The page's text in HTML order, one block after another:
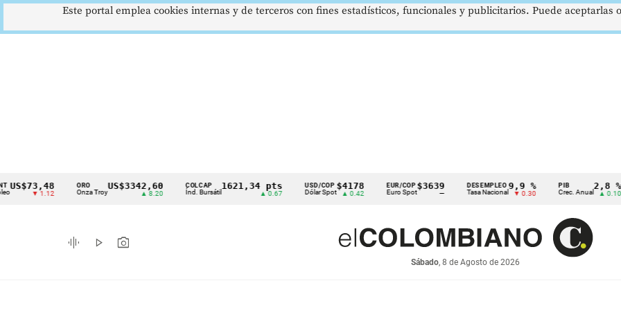
Cintillo
indicadores
económicos
▼ 1.12
ORO
Onza Troy
US$3342,60 COLCAP
Índ. Bursátil
1621,34 pts USD/COP
Dólar Spot
$4178
▲ 0.42
EUR/COP
Euro Spot
$3639
—
DESEMPLEO
Tasa Nacional
9,9 %
▼ 0.30
PIB
Crec. Anual
2,8 %
▲ 0.10
graphic_eq play_arrow photo_camera
Sábado, 8 de Agosto de 2026
Este portal emplea cookies internas y de terceros con fines estadísticos, funcionales y publicitarios. Puede aceptarlas